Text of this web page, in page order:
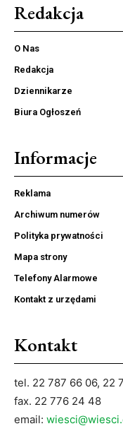
Redakcja
O Nas
Redakcja
Dziennikarze
Biura Ogłoszeń
Informacje
Reklama
Archiwum numerów
Polityka prywatności
Mapa strony
Telefony Alarmowe
Kontakt z urzędami
Kontakt
tel. 22 787 66 06, 22
fax. 22 776 24 48
email: